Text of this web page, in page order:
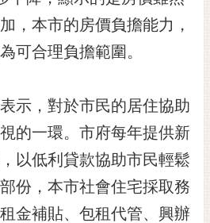
，本市的房價負擔能力，
可合理負擔範圍。
示，對於市民的居住協助
的一環。市府每年提供新
以低利貸款協助市民輕鬆
份，本市社會住宅採取務
金補貼、包租代管、興辦